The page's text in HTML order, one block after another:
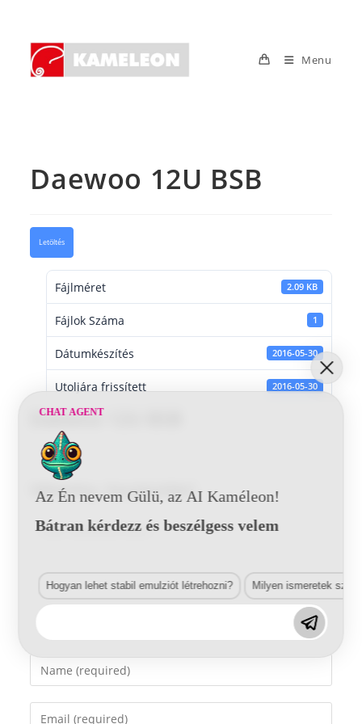
content
Menu
Daewoo 12U BSB
Letöltés
Fájlméret 2.09 KB
Fájlok Száma 1
Dátumkészítés 2016-05-30
Utoljára frissített 2016-05-30
Daewoo 12U BSB
Vélemény, hozzászólás?
Comment
Enter
your
name
Enter
CHAT AGENT
Az Én nevem Gülü, az AI Kaméleon!
Bátran kérdezz és beszélgess velem
Hogyan lehet stabil emulziót létrehozni? Milyen ismeretek